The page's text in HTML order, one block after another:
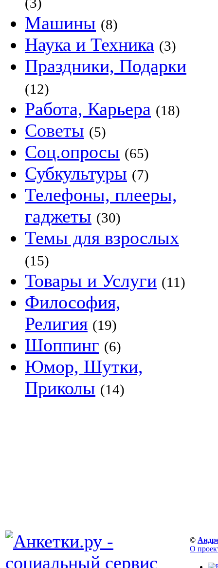
Машины (8)
Наука и Техника (3)
Праздники, Подарки
(12)
Работа, Карьера (18)
Советы (5)
Соц.опросы (65)
Субкультуры (7)
Телефоны, плееры,
гаджеты (30)
Темы для взрослых
(15)
Товары и Услуги (11)
Философия,
Религия (19)
Шоппинг (6)
Юмор, Шутки,
Приколы (14)
©
О